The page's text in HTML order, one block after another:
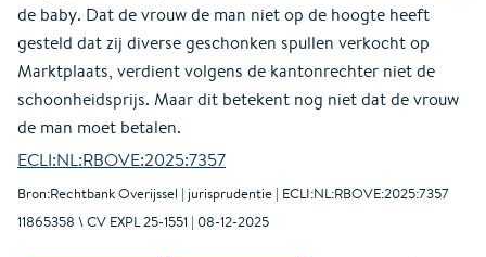
de baby. Dat de vrouw de man niet op de hoogte heeft
gesteld dat zij diverse geschonken spullen verkocht op
Marktplaats, verdient volgens de kantonrechter niet de
schoonheidsprijs. Maar dit betekent nog niet dat de vrouw
de man moet betalen.
ECLI:NL:RBOVE:2025:7357
Bron:Rechtbank Overijssel | jurisprudentie | ECLI:NL:RBOVE:2025:7357
11865358 \ CV EXPL 25-1551 | 08-12-2025